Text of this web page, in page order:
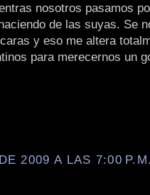
nosotros pasamos
de las suyas. Se
y eso me altera
para merecernos un
2009 A LAS 7:00